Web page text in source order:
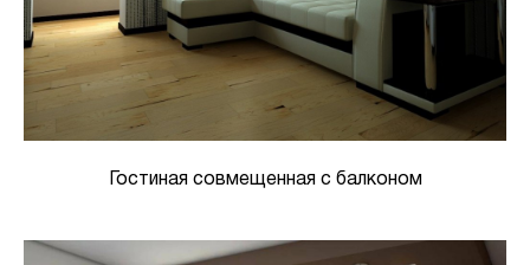
Гостиная совмещенная с балконом